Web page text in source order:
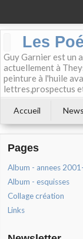
Les
Guy Garnier est un
actuellement à
peinture à l'huile
lettres,prospectus
Accueil
Pages
Album - annees
Album - esquisses
Collage création
Links